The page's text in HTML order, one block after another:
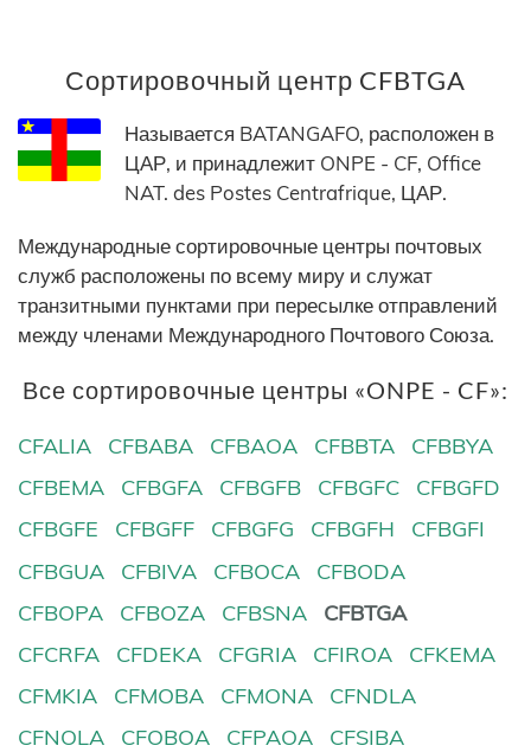
Сортировочный центр CFBTGA
Называется BATANGAFO, расположен в
ЦАР, и принадлежит ONPE - CF, Office
NAT. des Postes Centrafrique, ЦАР.
Международные сортировочные центры почтовых
служб расположены по всему миру и служат
транзитными пунктами при пересылке отправлений
между членами Международного Почтового Союза.
Все сортировочные центры «ONPE - CF»:
CFALIA CFBABA CFBAOA CFBBTA
CFBBYA
CFBEMA
CFBGFA CFBGFB CFBGFC
CFBGFD
CFBGFE
CFBGFF CFBGFG CFBGFH
CFBGFI
CFBGUA
CFBIVA CFBOCA
CFBODA
CFBOPA
CFBOZA CFBSNA
CFBTGA
CFCRFA
CFDEKA CFGRIA CFIROA
CFKEMA
CFMKIA
CFMOBA CFMONA
CFNDLA
CFNOLA
CFOBOA CFPAOA CFSIBA